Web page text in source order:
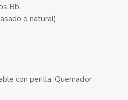
Bb.
o natural)
con perilla, Quemador